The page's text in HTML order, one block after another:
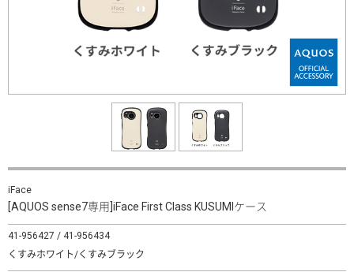
iFace
[AQUOS sense7専用]iFace First Class KUSUMIケース
41-956427 / 41-956434
くすみホワイト/くすみブラック